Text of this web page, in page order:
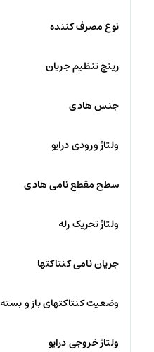
نوع مصرف کننده
رینج تنظیم جریان
جنس هادی
ولتاژ ورودی درایو
سطح مقطع نامی هادی
ولتاژ تحریک رله
جریان نامی کنتاکتها
وضعیت کنتاکتهای باز و بسته
ولتاژ خروجی درایو